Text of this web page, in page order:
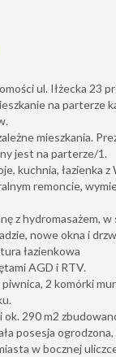
ul. Iłżecka 23
na parterze
mieszkania.
jest na parterze/1.
kuchnia, łazienka z
remoncie,
z hydromasażem, w
nowe okna i
łazienkowa
AGD i RTV.
2 komórki
290 m2
posesja
w bocznej